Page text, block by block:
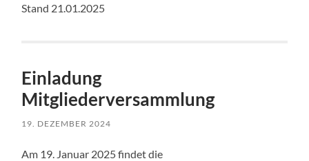
Stand 21.01.2025
Einladung
Mitgliederversammlung
19. DEZEMBER 2024
Am 19. Januar 2025 findet die